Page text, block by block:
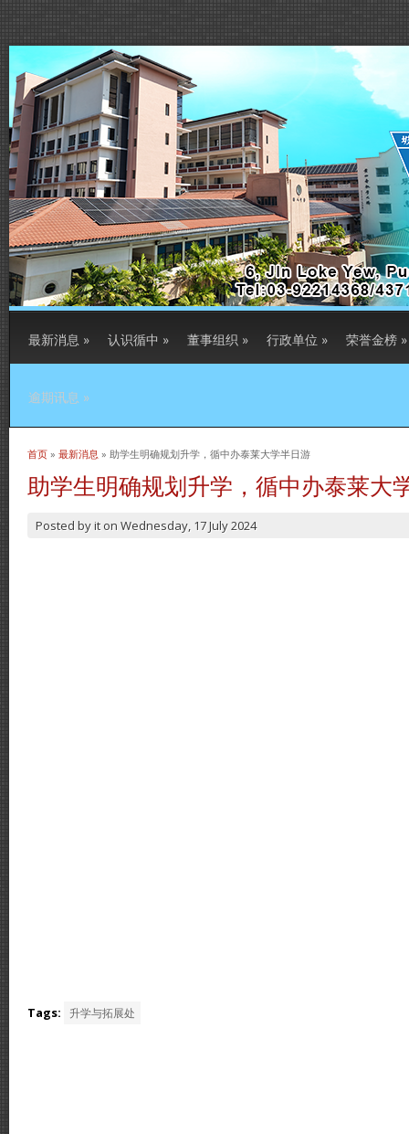
最新消息 » 认识循中 » 董事组织 » 行政单位 » 荣誉金榜 »
逾期讯息 »
当前位置
首页 » 最新消息 » 助学生明确规划升学，循中办泰莱大学半日游
助学生明确规划升学，循中办泰莱大
Posted byit on Wednesday, 17 July 2024
Tags: 升学与拓展处